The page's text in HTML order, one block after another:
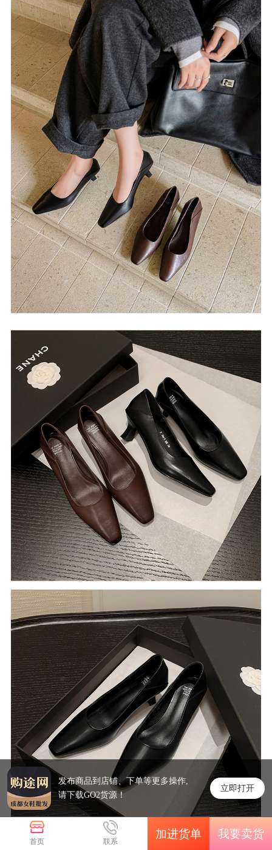
首页 联系 加进货单 我要卖货
发布商品到店铺、下单等更多操作,
请下载GO2货源！
立即打开